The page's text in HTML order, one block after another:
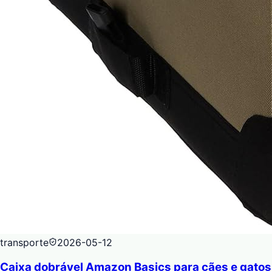
transporte 2026-05-12
Caixa dobrável Amazon Basics para cães e gatos